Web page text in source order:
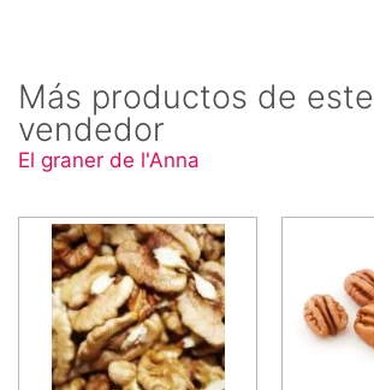
Más productos de este
vendedor
El graner de l'Anna